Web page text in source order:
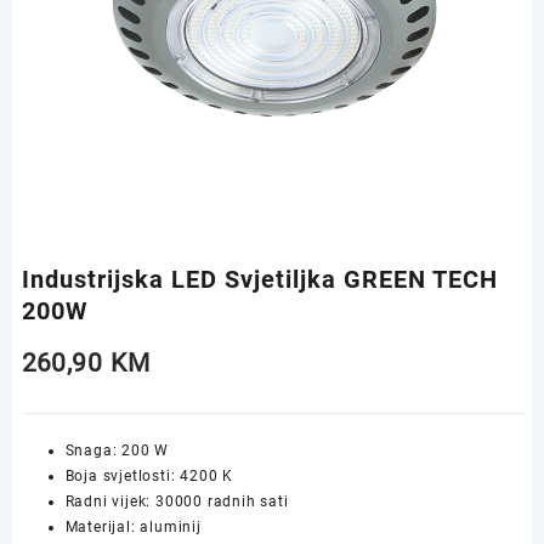
Industrijska LED Svjetiljka GREEN TECH
200W
260,90 KM
Snaga: 200 W
Boja svjetlosti: 4200 K
Radni vijek: 30000 radnih sati
Materijal: aluminij